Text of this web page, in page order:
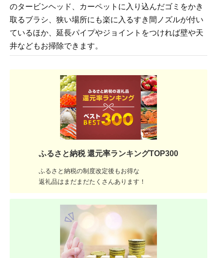
のタービンヘッド、カーペットに入り込んだゴミをかき
取るブラシ、狭い場所にも楽に入るすき間ノズルが付い
ているほか、延長パイプやジョイントをつければ壁や天
井などもお掃除できます。
ふるさと納税 還元率ランキングTOP300
ふるさと納税の制度改定後もお得な
返礼品はまだまだたくさんあります！